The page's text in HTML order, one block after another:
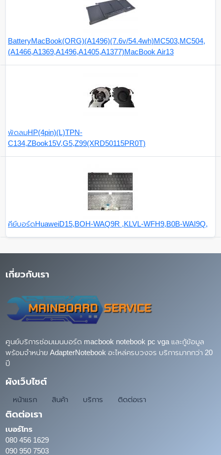
BatteryMacBook(ORG)(A1496)(7.6v/54.4wh)MC503,MC504,
(A1466,A1369,A1496,A1405,A1377)MacBook Air13
พัดลมHP(4pin)(L)TPN-
C134,ZBook15V,G5,Z99(XRD50115PR0T)
คีย์บอร์ดHuaweiD15,BOH-WAQ9R ,KLVL-WFH9,B0B-WAI9Q,
เกี่ยวกับเรา
ศูนย์บริการซ่อมเมนบอร์ด macbook notebook pc vga และกู้ข้อมูล
พร้อมจำหน่าย AdapterNotebook อะไหล่ครบวงจร บริการมากกว่า 20
ปี
ผังเว็บไซต์
หน้าแรก สินค้า บริการ ติดต่อเรา
ติดต่อเรา
เบอร์โทร
080 456 1629
090 950 7503